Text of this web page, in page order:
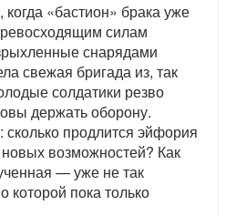
«бастион» брака уже
силам
снарядами
свежая бригада из, так
солдатики резво
держать оборону.
продлится эйфория
возможностей? Как
— уже не так
которой пока только